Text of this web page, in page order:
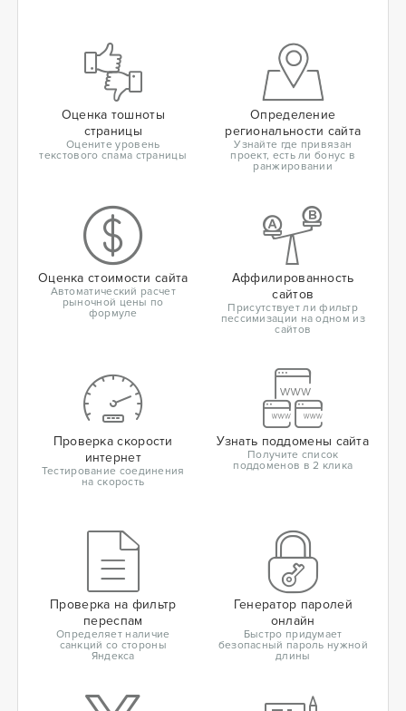
Оценка тошноты
страницы
Оцените уровень
текстового спама страницы
Определение
региональности сайта
Узнайте где привязан
проект, есть ли бонус в
ранжировании
Оценка стоимости сайта
Автоматический расчет
рыночной цены по
формуле
Аффилированность
сайтов
Присутствует ли фильтр
пессимизации на одном из
сайтов
Проверка скорости
интернет
Тестирование соединения
на скорость
Узнать поддомены сайта
Получите список
поддоменов в 2 клика
Проверка на фильтр
переспам
Определяет наличие
санкций со стороны
Яндекса
Генератор паролей
онлайн
Быстро придумает
безопасный пароль нужной
длины